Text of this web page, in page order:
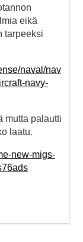
eikä
tarpeeksi
naval/nav
navy-
mutta palautti
laatu.
new-migs-